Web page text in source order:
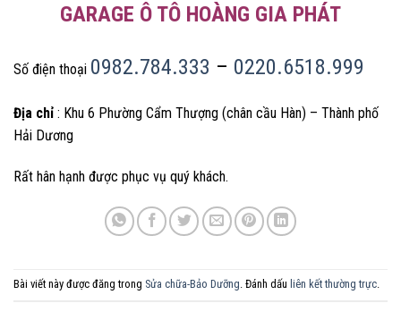
GARAGE Ô TÔ HOÀNG GIA PHÁT
Số điện thoại 0982.784.333 – 0220.6518.999
Địa chỉ : Khu 6 Phường Cẩm Thượng (chân cầu Hàn) – Thành phố
Hải Dương
Rất hân hạnh được phục vụ quý khách.
Bài viết này được đăng trong Sửa chữa-Bảo Dưỡng. Đánh dấu liên kết thường trực.